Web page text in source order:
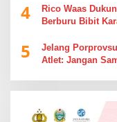
4
Rico Waas
Berburu Bibit
5
Jelang
Atlet: Jangan